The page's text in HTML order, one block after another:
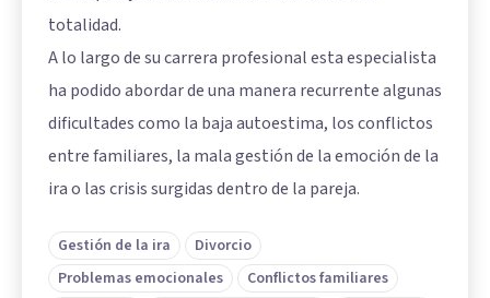
totalidad.
A lo largo de su carrera profesional esta especialista
ha podido abordar de una manera recurrente algunas
dificultades como la baja autoestima, los conflictos
entre familiares, la mala gestión de la emoción de la
ira o las crisis surgidas dentro de la pareja.
Gestión de la ira
Divorcio
Problemas emocionales
Conflictos familiares